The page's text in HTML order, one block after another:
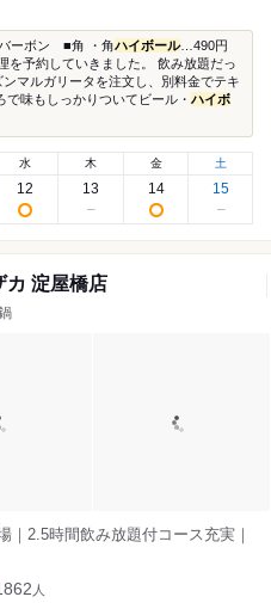
ーボン ■角 ・角ハイボール…490円
を予約していきました。 飲み放題だっ
ンマルガリータを注文し、別料金でテキ
味もしっかりついてビール・ ハイボ
水
12
木
13
金
14
土
15
カ 淀屋橋店
｜2.5時間飲み放題付コース充実｜
人